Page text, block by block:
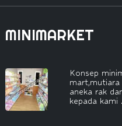
MINIMARKET
Konsep
mart,mutiara
aneka rak
kepada kami .